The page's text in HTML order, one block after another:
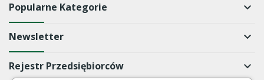
Popularne Kategorie keyboard_arrow_down
Newsletter keyboard_arrow_down
Rejestr Przedsiębiorców keyboard_arrow_down